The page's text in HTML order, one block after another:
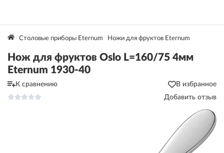
Столовые приборы Eternum Ножи для фруктов Eternum
Нож для фруктов Oslo L=160/75 4мм
Eternum 1930-40
К сравнению
В избранное
Добавить отзыв